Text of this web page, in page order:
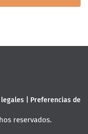
| Preferencias de
reservados.